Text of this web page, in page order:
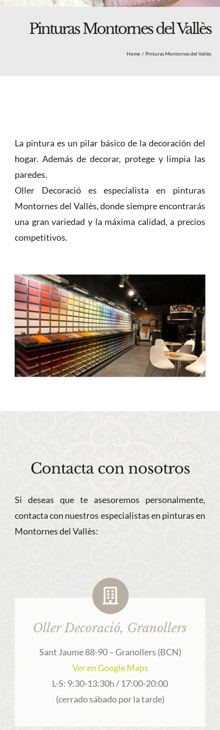
NosotrosPinturas Montornes del Vallès
Home Pinturas Montornes del Vallès
La pintura es un pilar básico de la decoración del
hogar. Además de decorar, protege y limpia las
paredes.
Oller Decoració es especialista en pinturas
Montornes del Vallès, donde siempre encontrarás
una gran variedad y la máxima calidad, a precios
competitivos.
Contacta con nosotros
Si deseas que te asesoremos personalmente,
contacta con nuestros especialistas en pinturas en
Montornes del Vallès:
Oller Decoració, Granollers
Sant Jaume 88-90 – Granollers (BCN)
Ver en Google Maps
L-S: 9:30-13:30h / 17:00-20:00
(cerrado sábado por la tarde)